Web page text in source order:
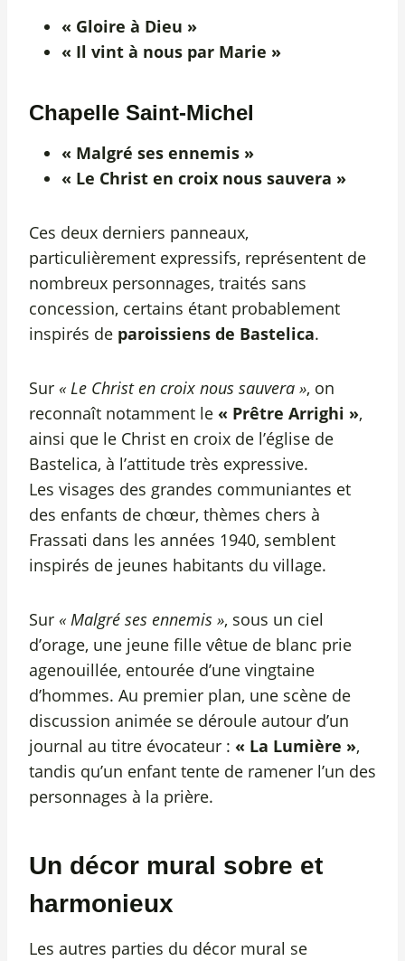
« Gloire à Dieu »
« Il vint à nous par Marie »
Chapelle Saint-Michel
« Malgré ses ennemis »
« Le Christ en croix nous sauvera »
Ces deux derniers panneaux,
particulièrement expressifs, représentent de
nombreux personnages, traités sans
concession, certains étant probablement
inspirés de paroissiens de Bastelica.
Sur « Le Christ en croix nous sauvera », on
reconnaît notamment le « Prêtre Arrighi »,
ainsi que le Christ en croix de l’église de
Bastelica, à l’attitude très expressive.
Les visages des grandes communiantes et
des enfants de chœur, thèmes chers à
Frassati dans les années 1940, semblent
inspirés de jeunes habitants du village.
Sur « Malgré ses ennemis », sous un ciel
d’orage, une jeune fille vêtue de blanc prie
agenouillée, entourée d’une vingtaine
d’hommes. Au premier plan, une scène de
discussion animée se déroule autour d’un
journal au titre évocateur : « La Lumière »,
tandis qu’un enfant tente de ramener l’un des
personnages à la prière.
Un décor mural sobre et
harmonieux
Les autres parties du décor mural se